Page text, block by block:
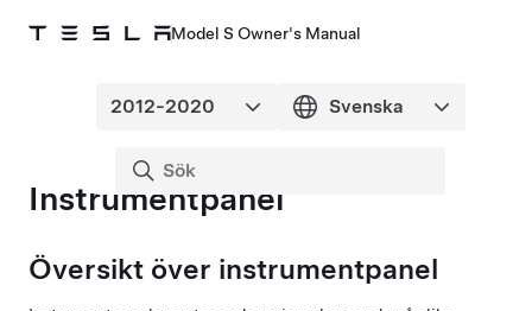
Model S Owner's Manual
Instrumentpanel
Översikt över instrumentpanel